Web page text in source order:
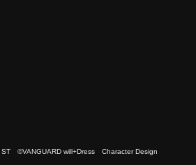
©VANGUARD will+Dress Character Design